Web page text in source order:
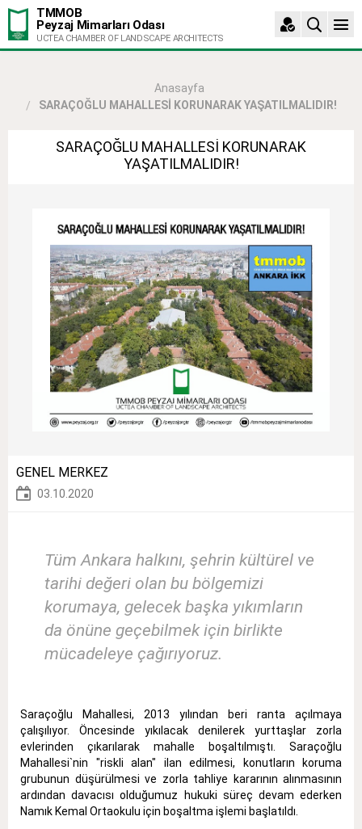
TMMOB
Peyzaj Mimarları Odası
UCTEA CHAMBER OF LANDSCAPE ARCHITECTS
Anasayfa
SARAÇOĞLU MAHALLESİ KORUNARAK YAŞATILMALIDIR!
SARAÇOĞLU MAHALLESİ KORUNARAK
YAŞATILMALIDIR!
GENEL MERKEZ
03.10.2020
Tüm Ankara halkını, şehrin kültürel ve
tarihi değeri olan bu bölgemizi
korumaya, gelecek başka yıkımların
da önüne geçebilmek için birlikte
mücadeleye çağırıyoruz.
Saraçoğlu Mahallesi, 2013 yılından beri ranta açılmaya
çalışılıyor. Öncesinde yıkılacak denilerek yurttaşlar zorla
evlerinden çıkarılarak mahalle boşaltılmıştı. Saraçoğlu
Mahallesi`nin "riskli alan" ilan edilmesi, konutların koruma
grubunun düşürülmesi ve zorla tahliye kararının alınmasının
ardından davacısı olduğumuz hukuki süreç devam ederken
Namık Kemal Ortaokulu için boşaltma işlemi başlatıldı.